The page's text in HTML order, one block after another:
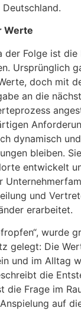
Werte
der Folge ist
Ursprünglich
doch mit
an die
dynamisch
bleiben.
entwickelt
und
erarbeitet.
wurde
gelegt: Die
und im Alltag
die
die Frage im
auf